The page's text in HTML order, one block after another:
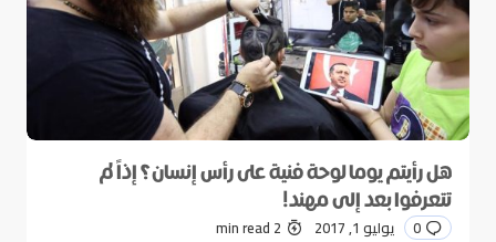
هل رأيتم يوما لوحة فنية على رأس إنسان؟ إذاً لم
تتعرفوا بعد إلى مهند!
0 يوليو 1, 2017 2 min read